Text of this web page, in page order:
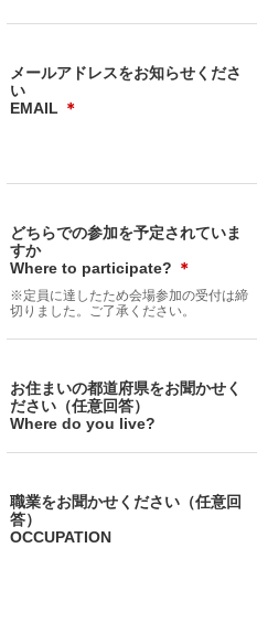
メールアドレスをお知らせくださ
い
EMAIL ＊
どちらでの参加を予定されていま
すか
Where to participate? ＊
※定員に達したため会場参加の受付は締
切りました。ご了承ください。
お住まいの都道府県をお聞かせく
ださい（任意回答）
Where do you live?
職業をお聞かせください（任意回
答）
OCCUPATION